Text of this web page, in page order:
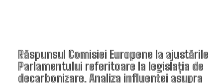
Răspunsul Comisiei Europene la ajustările
Parlamentului referitoare la legislația de
decarbonizare. Analiza influenței asupra